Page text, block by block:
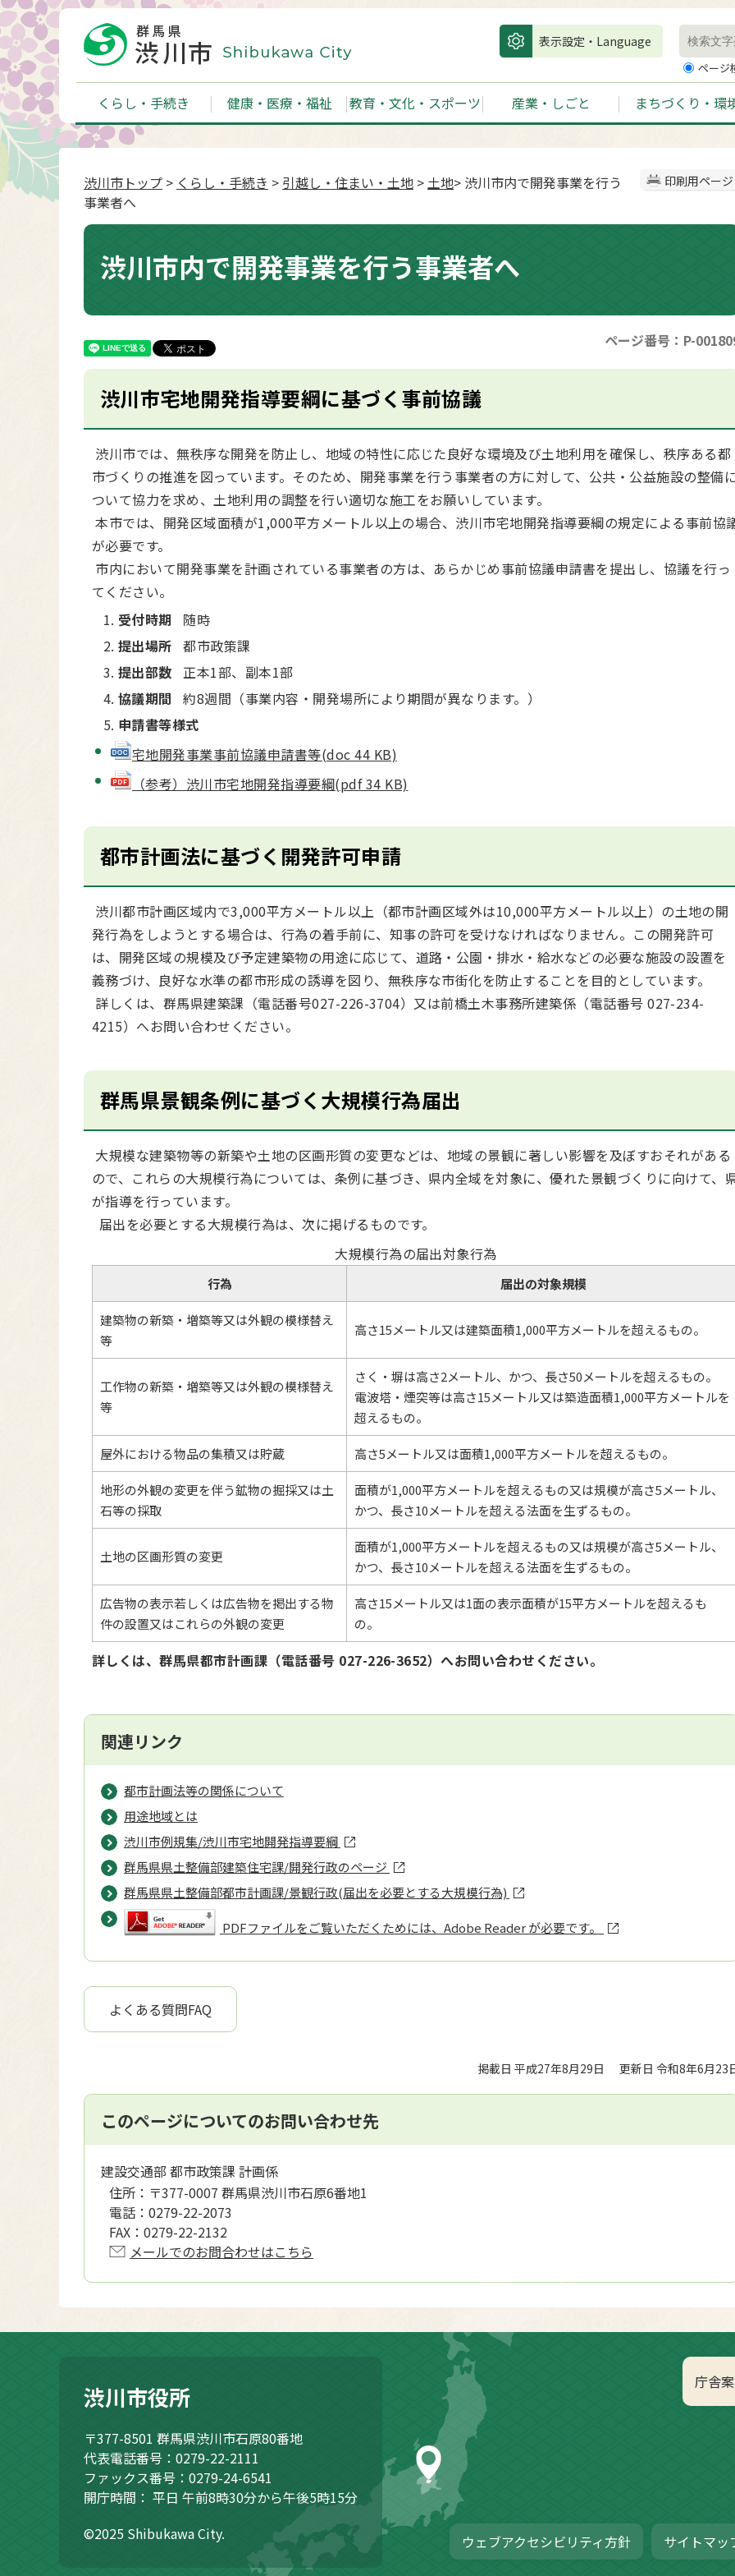
表示設定・Language
ページ
くらし・手続き 健康・医療・福祉 教育・文化・スポーツ 産業・しごと まちづくり・環
印刷用ページ
渋川市トップ > くらし・手続き > 引越し・住まい・土地 >土地> 渋川市内で開発事業を行う
事業者へ
渋川市内で開発事業を行う事業者へ
ページ番号：P-
渋川市宅地開発指導要綱に基づく事前協議
渋川市では、無秩序な開発を防止し、地域の特性に応じた良好な環境及び土地利用を確保し、秩序ある都
市づくりの推進を図っています。そのため、開発事業を行う事業者の方に対して、公共・公益施設の整備
ついて協力を求め、土地利用の調整を行い適切な施工をお願いしています。
本市では、開発区域面積が1,000平方メートル以上の場合、渋川市宅地開発指導要綱の規定による事前協
が必要です。
市内において開発事業を計画されている事業者の方は、あらかじめ事前協議申請書を提出し、協議を行っ
てください。
受付時期 随時
提出場所都市政策課
提出部数正本1部、副本1部
協議期間約8週間（事業内容・開発場所により期間が異なります。）
申請書等様式
宅地開発事業事前協議申請書等(doc 44 KB)
（参考）渋川市宅地開発指導要綱(pdf 34 KB)
都市計画法に基づく開発許可申請
渋川都市計画区域内で3,000平方メートル以上（都市計画区域外は10,000平方メートル以上）の土地の開
発行為をしようとする場合は、行為の着手前に、知事の許可を受けなければなりません。この開発許可
は、開発区域の規模及び予定建築物の用途に応じて、道路・公園・排水・給水などの必要な施設の設置を
義務づけ、良好な水準の都市形成の誘導を図り、無秩序な市街化を防止することを目的としています。
詳しくは、群馬県建築課（電話番号027-226-3704）又は前橋土木事務所建築係（電話番号 027-234-
4215）へお問い合わせください。
群馬県景観条例に基づく大規模行為届出
大規模な建築物等の新築や土地の区画形質の変更などは、地域の景観に著しい影響を及ぼすおそれがある
ので、これらの大規模行為については、条例に基づき、県内全域を対象に、優れた景観づくりに向けて、
が指導を行っています。
届出を必要とする大規模行為は、次に掲げるものです。
大規模行為の届出対象行為
行為 届出の対象規模
建築物の新築・増築等又は外観の模様替え
等
高さ15メートル又は建築面積1,000平方メートルを超えるもの。
工作物の新築・増築等又は外観の模様替え
等
さく・塀は高さ2メートル、かつ、長さ50メートルを超えるもの。
電波塔・煙突等は高さ15メートル又は築造面積1,000平方メートルを
超えるもの。
屋外における物品の集積又は貯蔵 高さ5メートル又は面積1,000平方メートルを超えるもの。
地形の外観の変更を伴う鉱物の掘採又は土
石等の採取
面積が1,000平方メートルを超えるもの又は規模が高さ5メートル、
かつ、長さ10メートルを超える法面を生ずるもの。
土地の区画形質の変更
面積が1,000平方メートルを超えるもの又は規模が高さ5メートル、
かつ、長さ10メートルを超える法面を生ずるもの。
広告物の表示若しくは広告物を掲出する物
件の設置又はこれらの外観の変更
高さ15メートル又は1面の表示面積が15平方メートルを超えるも
の。
詳しくは、群馬県都市計画課（電話番号 027-226-3652）へお問い合わせください。
関連リンク
都市計画法等の関係について
用途地域とは
渋川市例規集/渋川市宅地開発指導要綱
群馬県県土整備部建築住宅課/開発行政のページ
群馬県県土整備部都市計画課/景観行政(届出を必要とする大規模行為)
PDFファイルをご覧いただくためには、Adobe Reader が必要です。
よくある質問FAQ
掲載日 平成27年8月29日 更新日 令和8年6月23
このページについてのお問い合わせ先
建設交通部 都市政策課 計画係
住所： 〒377-0007 群馬県渋川市石原6番地1
電話： 0279-22-2073
FAX： 0279-22-2132
メールでのお問合わせはこちら
庁舎
ウェブアクセシビリティ方針 サイトマッ
渋川市役所
〒377-8501 群馬県渋川市石原80番地
代表電話番号：0279-22-2111
ファックス番号：0279-24-6541
開庁時間： 平日 午前8時30分から午後5時15分
©2025 Shibukawa City.